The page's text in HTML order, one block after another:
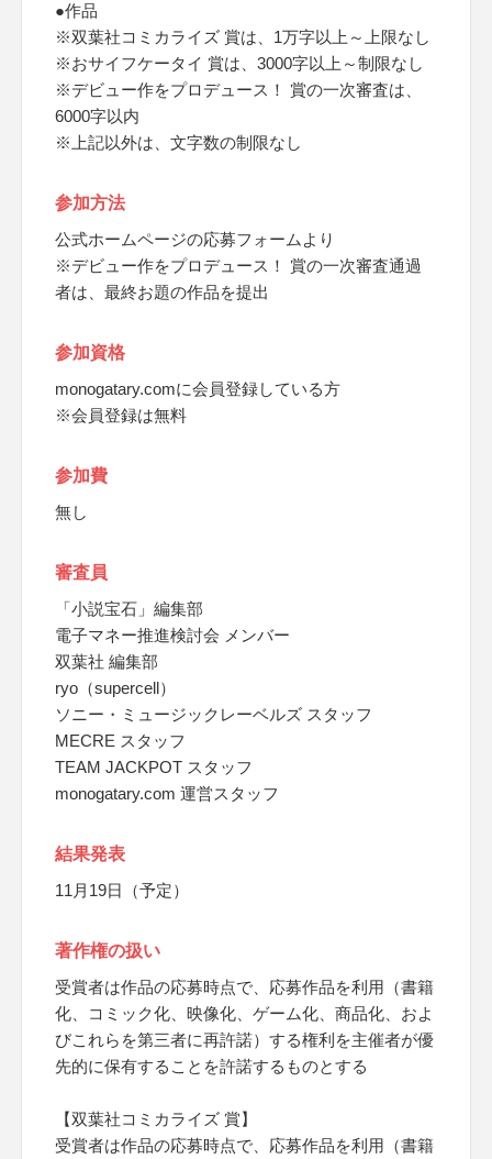
●作品
※双葉社コミカライズ 賞は、1万字以上～上限なし
※おサイフケータイ 賞は、3000字以上～制限なし
※デビュー作をプロデュース！ 賞の一次審査は、
6000字以内
※上記以外は、文字数の制限なし
参加方法
公式ホームページの応募フォームより
※デビュー作をプロデュース！ 賞の一次審査通過
者は、最終お題の作品を提出
参加資格
monogatary.comに会員登録している方
※会員登録は無料
参加費
無し
審査員
「小説宝石」編集部
電子マネー推進検討会 メンバー
双葉社 編集部
ryo（supercell）
ソニー・ミュージックレーベルズ スタッフ
MECRE スタッフ
TEAM JACKPOT スタッフ
monogatary.com 運営スタッフ
結果発表
11月19日（予定）
著作権の扱い
受賞者は作品の応募時点で、応募作品を利用（書籍
化、コミック化、映像化、ゲーム化、商品化、およ
びこれらを第三者に再許諾）する権利を主催者が優
先的に保有することを許諾するものとする
【双葉社コミカライズ 賞】
受賞者は作品の応募時点で、応募作品を利用（書籍